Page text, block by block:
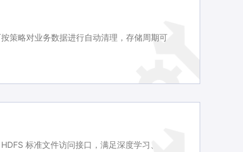
策略对业务数据进行自动清理，存储周期可
标准文件访问接口，满足深度学习、